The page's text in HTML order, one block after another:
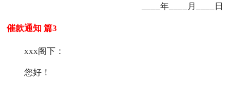
____年____月____日
催款通知 篇3
xxx阁下：
您好！